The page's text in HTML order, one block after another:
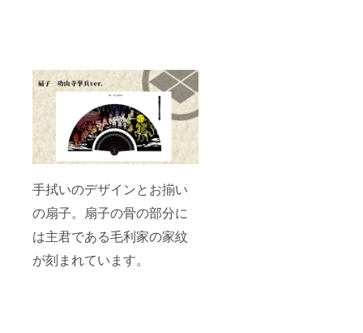
手拭いのデザインとお揃い
の扇子。扇子の骨の部分に
は主君である毛利家の家紋
が刻まれています。